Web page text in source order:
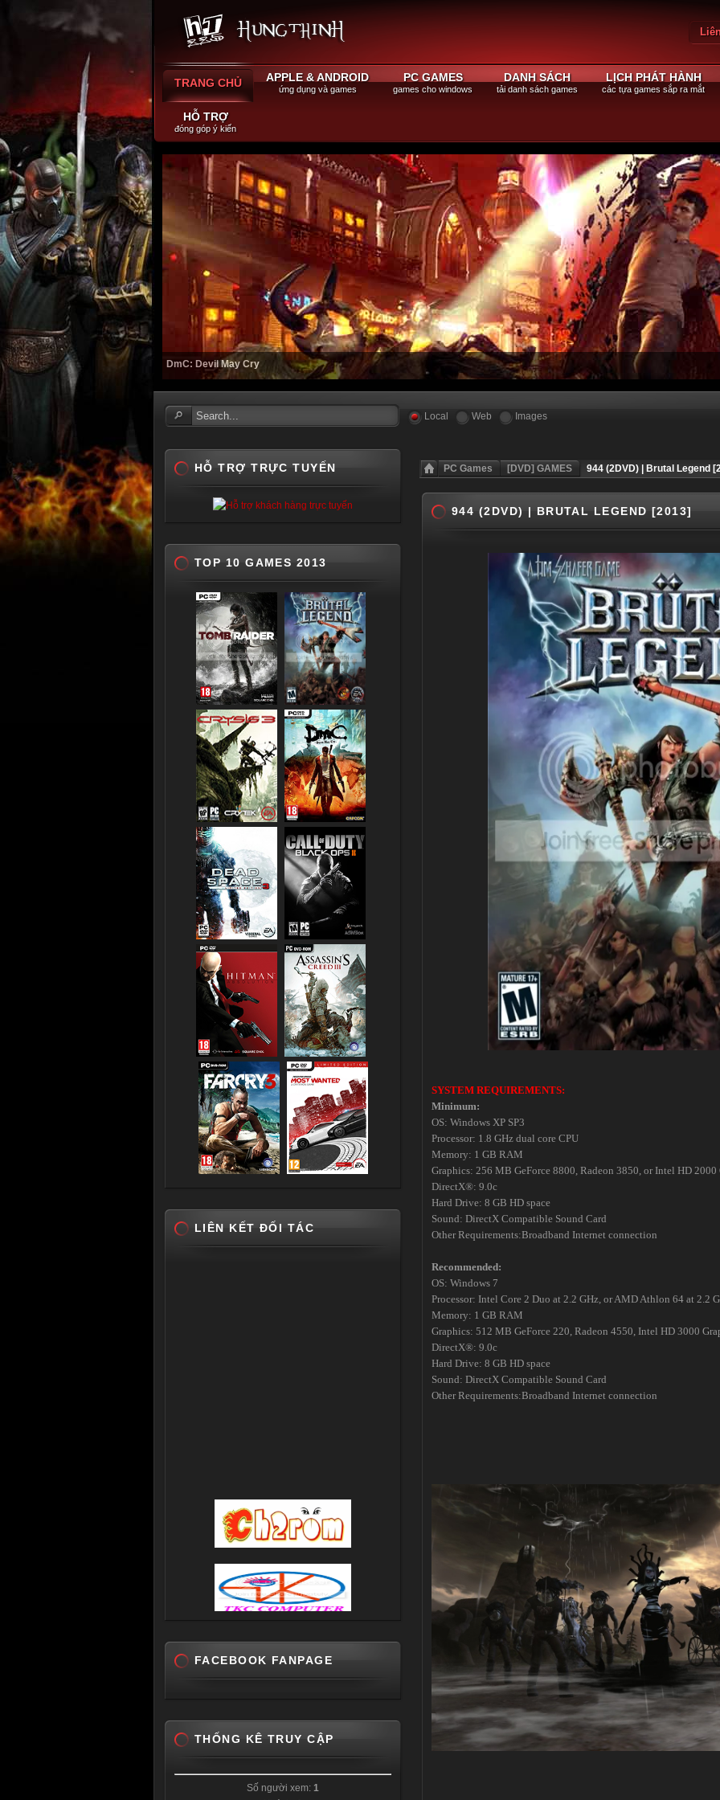
TRANG CHỦ APPLE & ANDROID
ứng dụng và games
PC GAMES
games cho windows
DANH SÁCH
tải danh sách games
LỊCH PHÁT HÀNH
các tựa games sắp ra mắt
HỖ TRỢ
đóng góp ý kiến
DmC: Devil May Cry
Local Web Images
PC Games [DVD] GAMES 944 (2DVD) | Brutal Legend
944 (2DVD) | BRUTAL LEGEND [2013]
SYSTEM REQUIREMENTS:
Minimum:
OS: Windows XP SP3
Processor: 1.8 GHz dual core CPU
Memory: 1 GB RAM
Graphics: 256 MB GeForce 8800, Radeon 3850, or Intel HD 2000
DirectX®: 9.0c
Hard Drive: 8 GB HD space
Sound: DirectX Compatible Sound Card
Other Requirements:Broadband Internet connection
Recommended:
OS: Windows 7
Processor: Intel Core 2 Duo at 2.2 GHz, or AMD Athlon 64 at 2.2
Memory: 1 GB RAM
Graphics: 512 MB GeForce 220, Radeon 4550, Intel HD 3000
DirectX®: 9.0c
Hard Drive: 8 GB HD space
Sound: DirectX Compatible Sound Card
Other Requirements:Broadband Internet connection
HỖ TRỢ TRỰC TUYẾN
TOP 10 GAMES 2013
LIÊN KẾT ĐỐI TÁC
FACEBOOK FANPAGE
THỐNG KÊ TRUY CẬP
Số người xem: 1